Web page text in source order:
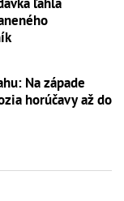
Na západe
horúčavy až do